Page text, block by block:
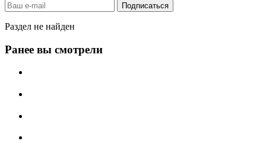
Раздел не найден
Ранее вы смотрели